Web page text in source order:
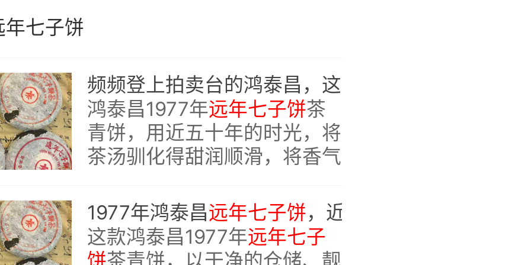
年七子饼
鸿泰昌1977年远年七子饼茶
青饼，用近五十年的时光，将
茶汤驯化得甜润顺滑，将香气
达。每一杯入口，都是与岁月
的对话，都是对老茶真味的探
寻。
1977年鸿泰昌远年七子饼，近50年陈化，老茶界拍卖级的稀缺至宝
这款鸿泰昌1977年远年七子
饼茶青饼，以干净的仓储、靓